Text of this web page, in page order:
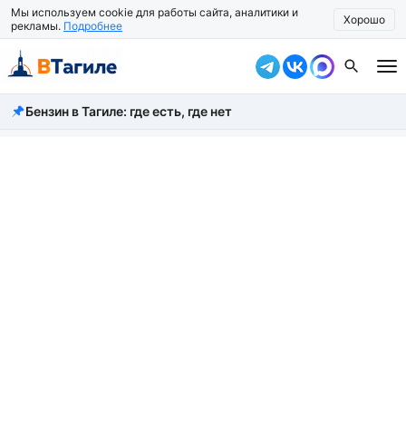
Мы используем cookie для работы сайта, аналитики и
рекламы. Подробнее Хорошо
Все новости
Бензин в Тагиле: где есть, где нет